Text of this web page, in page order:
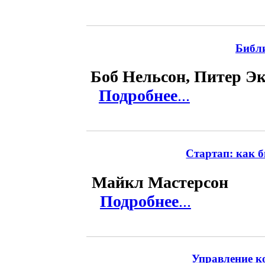
Боб Нельсон, Питер
Подробнее...
Стартап: как
Майкл Мастерсон
Подробнее...
Управление